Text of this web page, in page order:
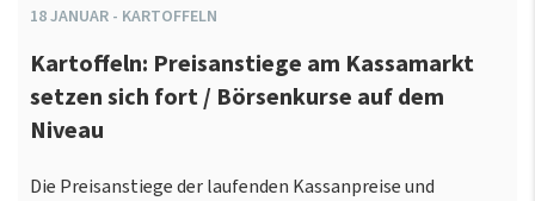
18JANUAR - KARTOFFELN
Kartoffeln: Preisanstiege am Kassamarkt
setzen sich fort / Börsenkurse auf dem
Niveau
Die Preisanstiege der laufenden Kassanpreise und